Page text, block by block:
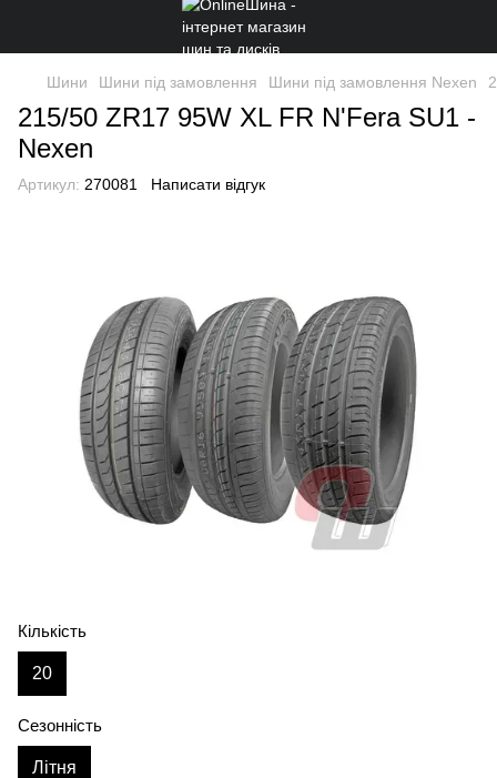
Шини Шини під замовлення Шини під замовлення Nexen
215/50 ZR17 95W XL FR N'Fera SU1 -
Nexen
Артикул: 270081 Написати відгук
Кількість
20
Сезонність
Літня